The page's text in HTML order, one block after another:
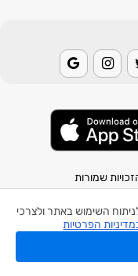
השימוש באתר ולצרכי
הפרטיות